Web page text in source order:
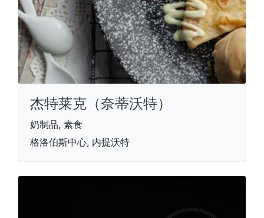
杰特莱克（奈蒂沃特）
奶制品, 素食
格洛伯斯中心, 内提沃特